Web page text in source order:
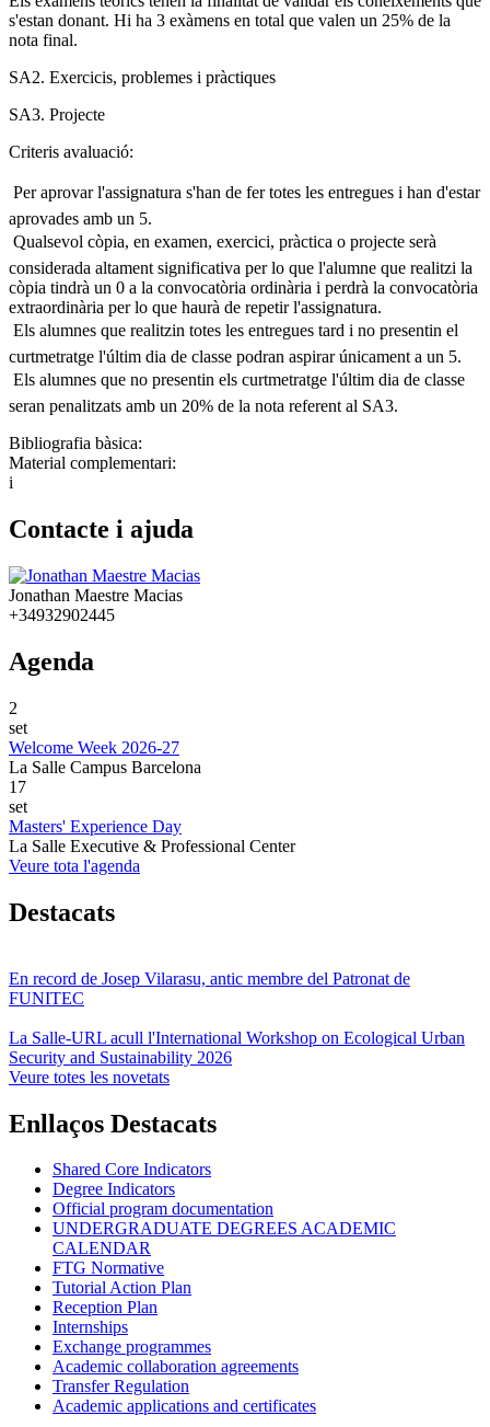
s'estan donant. Hi ha 3 exàmens en total que valen un 25% de la
nota final.
SA2. Exercicis, problemes i pràctiques
SA3. Projecte
Criteris avaluació:
 Per aprovar l'assignatura s'han de fer totes les entregues i han d'estar
aprovades amb un 5.
 Qualsevol còpia, en examen, exercici, pràctica o projecte serà
considerada altament significativa per lo que l'alumne que realitzi la
còpia tindrà un 0 a la convocatòria ordinària i perdrà la convocatòria
extraordinària per lo que haurà de repetir l'assignatura.
 Els alumnes que realitzin totes les entregues tard i no presentin el
curtmetratge l'últim dia de classe podran aspirar únicament a un 5.
 Els alumnes que no presentin els curtmetratge l'últim dia de classe
seran penalitzats amb un 20% de la nota referent al SA3.
Bibliografia bàsica:
Material complementari:
i
Contacte i ajuda
Jonathan Maestre Macias
+34932902445
Agenda
2
set
Welcome Week 2026-27
La Salle Campus Barcelona
17
set
Masters' Experience Day
La Salle Executive & Professional Center
Veure tota l'agenda
Destacats
En record de Josep Vilarasu, antic membre del Patronat de
FUNITEC
La Salle-URL acull l'International Workshop on Ecological Urban
Security and Sustainability 2026
Veure totes les novetats
Enllaços Destacats
Shared Core Indicators
Degree Indicators
Official program documentation
UNDERGRADUATE DEGREES ACADEMIC
CALENDAR
FTG Normative
Tutorial Action Plan
Reception Plan
Internships
Exchange programmes
Academic collaboration agreements
Transfer Regulation
Academic applications and certificates